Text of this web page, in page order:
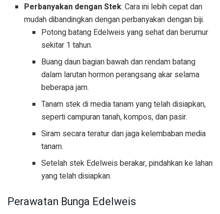
Perbanyakan dengan Stek: Cara ini lebih cepat dan
mudah dibandingkan dengan perbanyakan dengan biji.
Potong batang Edelweis yang sehat dan berumur
sekitar 1 tahun.
Buang daun bagian bawah dan rendam batang
dalam larutan hormon perangsang akar selama
beberapa jam.
Tanam stek di media tanam yang telah disiapkan,
seperti campuran tanah, kompos, dan pasir.
Siram secara teratur dan jaga kelembaban media
tanam.
Setelah stek Edelweis berakar, pindahkan ke lahan
yang telah disiapkan.
Perawatan Bunga Edelweis